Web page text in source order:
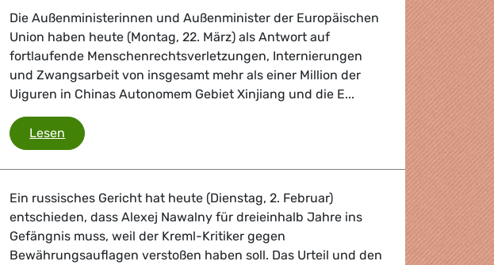
Die Außenministerinnen und Außenminister der Europäischen
Union haben heute (Montag, 22. März) als Antwort auf
fortlaufende Menschenrechtsverletzungen, Internierungen
und Zwangsarbeit von insgesamt mehr als einer Million der
Uiguren in Chinas Autonomem Gebiet Xinjiang und die E...
Lesen Grüne/EFA begrüßen gezielte Sanktionen
Ein russisches Gericht hat heute (Dienstag, 2. Februar)
entschieden, dass Alexej Nawalny für dreieinhalb Jahre ins
Gefängnis muss, weil der Kreml-Kritiker gegen
Bewährungsauflagen verstoßen haben soll. Das Urteil und den